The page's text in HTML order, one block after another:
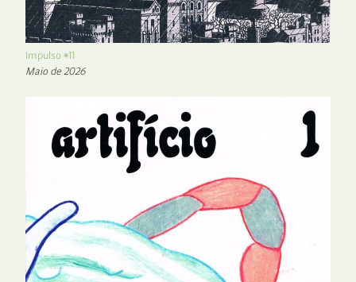
Impulso #11
Maio de 2026